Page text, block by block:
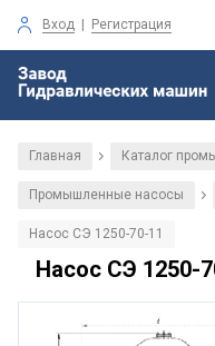
Вход | Регистрация
Главная / Каталог
Промышленные насосы /
Насос СЭ 1250-70-11
Насос СЭ 1250-